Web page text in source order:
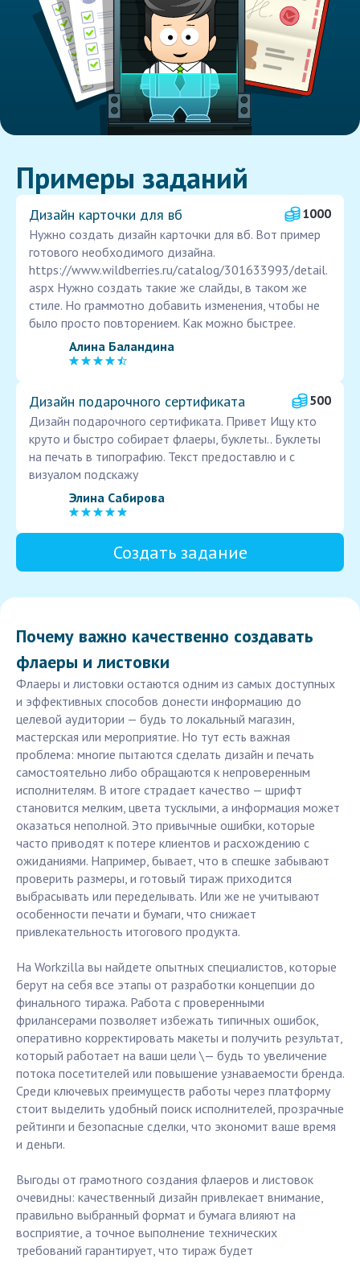
Примеры заданий
Дизайн карточки для вб
1000
Нужно создать дизайн карточки для вб. Вот пример
готового необходимого дизайна.
https://www.wildberries.ru/catalog/301633993/detail.
aspx Нужно создать такие же слайды, в таком же
стиле. Но граммотно добавить изменения, чтобы не
было просто повторением. Как можно быстрее.
Алина Баландина
Дизайн подарочного сертификата
500
Дизайн подарочного сертификата. Привет Ищу кто
круто и быстро собирает флаеры, буклеты.. Буклеты
на печать в типографию. Текст предоставлю и с
визуалом подскажу
Элина Сабирова
Создать задание
Почему важно качественно создавать
флаеры и листовки
Флаеры и листовки остаются одним из самых доступных
и эффективных способов донести информацию до
целевой аудитории — будь то локальный магазин,
мастерская или мероприятие. Но тут есть важная
проблема: многие пытаются сделать дизайн и печать
самостоятельно либо обращаются к непроверенным
исполнителям. В итоге страдает качество — шрифт
становится мелким, цвета тусклыми, а информация может
оказаться неполной. Это привычные ошибки, которые
часто приводят к потере клиентов и расхождению с
ожиданиями. Например, бывает, что в спешке забывают
проверить размеры, и готовый тираж приходится
выбрасывать или переделывать. Или же не учитывают
особенности печати и бумаги, что снижает
привлекательность итогового продукта.
На Workzilla вы найдете опытных специалистов, которые
берут на себя все этапы от разработки концепции до
финального тиража. Работа с проверенными
фрилансерами позволяет избежать типичных ошибок,
оперативно корректировать макеты и получить результат,
который работает на ваши цели \— будь то увеличение
потока посетителей или повышение узнаваемости бренда.
Среди ключевых преимуществ работы через платформу
стоит выделить удобный поиск исполнителей, прозрачные
рейтинги и безопасные сделки, что экономит ваше время
и деньги.
Выгоды от грамотного создания флаеров и листовок
очевидны: качественный дизайн привлекает внимание,
правильно выбранный формат и бумага влияют на
восприятие, а точное выполнение технических
требований гарантирует, что тираж будет